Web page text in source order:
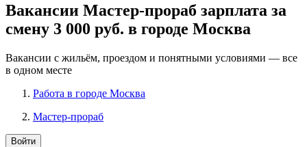
Вакансии Мастер-прораб зарплата за
смену 3 000 руб. в городе Москва
Вакансии с жильём, проездом и понятными условиями — все
в одном месте
Работа в городе Москва
Мастер-прораб
Войти